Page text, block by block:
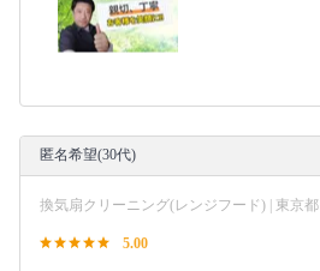
匿名希望(30代)
換気扇クリーニング(レンジフード) | 東京都
5.00